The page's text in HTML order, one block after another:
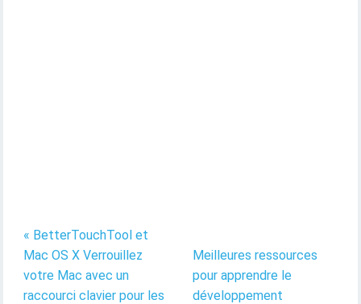
« BetterTouchTool et
Mac OS X Verrouillez
votre Mac avec un
raccourci clavier pour les
Meilleures ressources
pour apprendre le
développement